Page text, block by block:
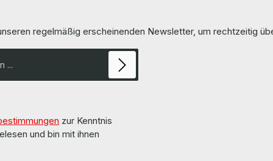
hardware has
and tested by us. Die
uns überholt und getestet.
Weitere
Details finden Sie auf den
are used but
Informationen und Details finden
regelmäßig erscheinenden Newsletter, um rechtzeitig
zur Kenntnis
und bin mit ihnen